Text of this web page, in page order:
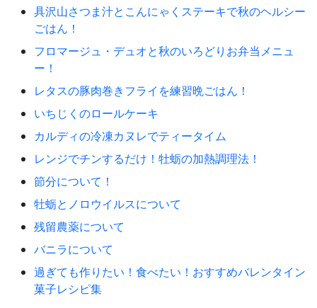
具沢山さつま汁とこんにゃくステーキで秋のヘルシー
ごはん！
フロマージュ・デュオと秋のいろどりお弁当メニュ
ー！
レタスの豚肉巻きフライを練習晩ごはん！
いちじくのロールケーキ
カルディの冷凍カヌレでティータイム
レンジでチンするだけ！牡蛎の加熱調理法！
節分について！
牡蛎とノロウイルスについて
残留農薬について
バニラについて
過ぎても作りたい！食べたい！おすすめバレンタイン
菓子レシピ集